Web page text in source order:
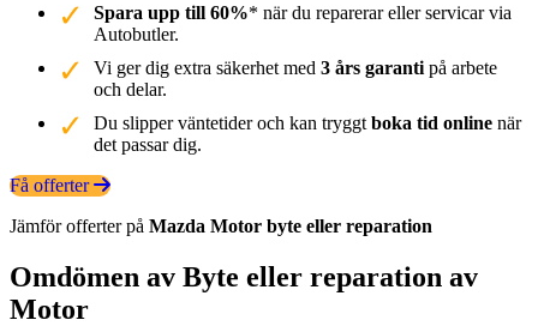
Spara upp till 60%* när du reparerar eller servicar via
Autobutler.
Vi ger dig extra säkerhet med 3 års garanti på arbete
och delar.
Du slipper väntetider och kan tryggt boka tid online när
det passar dig.
Få offerter
Jämför offerter på Mazda Motor byte eller reparation
Omdömen av Byte eller reparation av
Motor